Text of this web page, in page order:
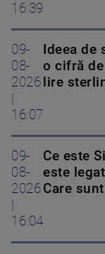
16:39
09-
08-
2026
16:07
Ideea
o cifră
lire
09-
08-
2026
16:04
Ce este
este
Care